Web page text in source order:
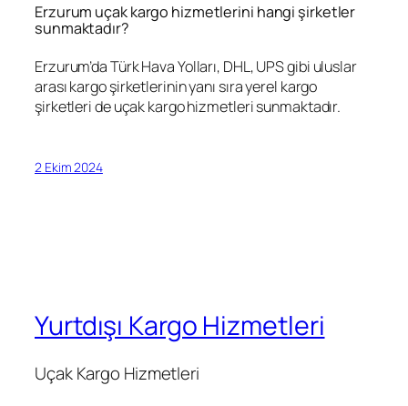
Erzurum uçak kargo hizmetlerini hangi şirketler
sunmaktadır?
Erzurum’da Türk Hava Yolları, DHL, UPS gibi uluslar
arası kargo şirketlerinin yanı sıra yerel kargo
şirketleri de uçak kargo hizmetleri sunmaktadır.
2 Ekim 2024
Yurtdışı Kargo Hizmetleri
Uçak Kargo Hizmetleri